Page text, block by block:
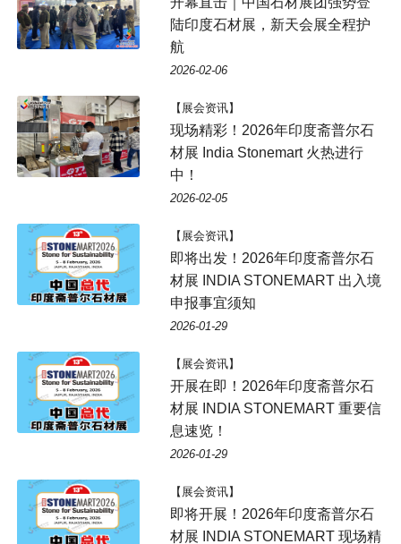
陆印度石材展，新天会展全程护
航
2026-02-06
【展会资讯】
现场精彩！2026年印度斋普尔石
材展 India Stonemart 火热进行
中！
2026-02-05
【展会资讯】
即将出发！2026年印度斋普尔石
材展 INDIA STONEMART 出入境
申报事宜须知
2026-01-29
【展会资讯】
开展在即！2026年印度斋普尔石
材展 INDIA STONEMART 重要信
息速览！
2026-01-29
【展会资讯】
即将开展！2026年印度斋普尔石
材展 INDIA STONEMART 现场精